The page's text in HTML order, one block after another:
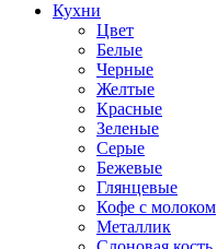
Кухни
Цвет
Белые
Черные
Желтые
Красные
Зеленые
Серые
Бежевые
Глянцевые
Кофе с молоком
Металлик